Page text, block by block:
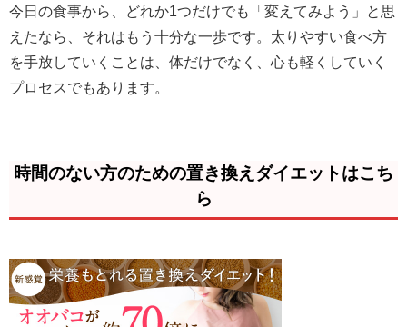
今日の食事から、どれか1つだけでも「変えてみよう」と思
えたなら、それはもう十分な一歩です。太りやすい食べ方
を手放していくことは、体だけでなく、心も軽くしていく
プロセスでもあります。
時間のない方のための置き換えダイエットはこち
ら